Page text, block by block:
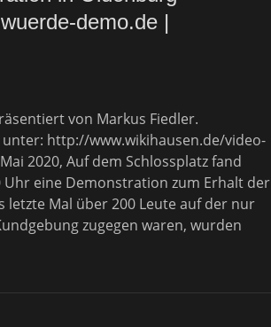
demo.de |
von Markus Fiedler.
http://www.wikihausen.de/video-
2020, Auf dem Schlossplatz fand
Uhr eine Demonstration zum Erhalt der
Mal über 200 Leute auf der nur
zugegen waren, wurden